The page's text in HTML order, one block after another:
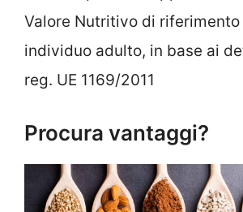
Valore Nutritivo di riferimento
individuo adulto, in base ai
reg. UE 1169/2011
Procura vantaggi?